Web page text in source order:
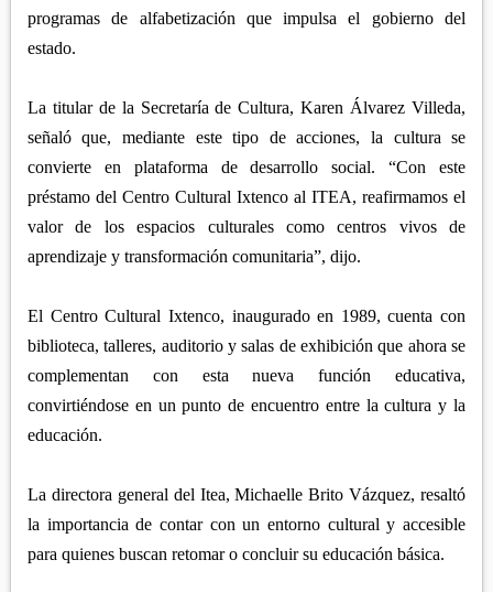
programas de alfabetización que impulsa el gobierno del
estado.
La titular de la Secretaría de Cultura, Karen Álvarez Villeda,
señaló que, mediante este tipo de acciones, la cultura se
convierte en plataforma de desarrollo social. “Con este
préstamo del Centro Cultural Ixtenco al ITEA, reafirmamos el
valor de los espacios culturales como centros vivos de
aprendizaje y transformación comunitaria”, dijo.
El Centro Cultural Ixtenco, inaugurado en 1989, cuenta con
biblioteca, talleres, auditorio y salas de exhibición que ahora se
complementan con esta nueva función educativa,
convirtiéndose en un punto de encuentro entre la cultura y la
educación.
La directora general del Itea, Michaelle Brito Vázquez, resaltó
la importancia de contar con un entorno cultural y accesible
para quienes buscan retomar o concluir su educación básica.